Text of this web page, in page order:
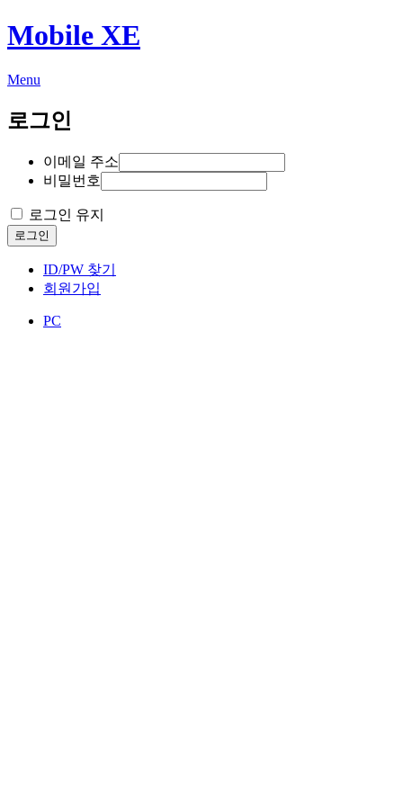
Mobile XE
Menu
로그인
이메일 주소
비밀번호
로그인 유지
로그인
ID/PW 찾기
회원가입
PC